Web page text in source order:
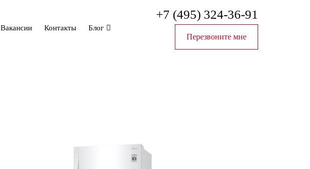
Вакансии Контакты Блог
+7 (495) 324-36-91
Перезвоните мне